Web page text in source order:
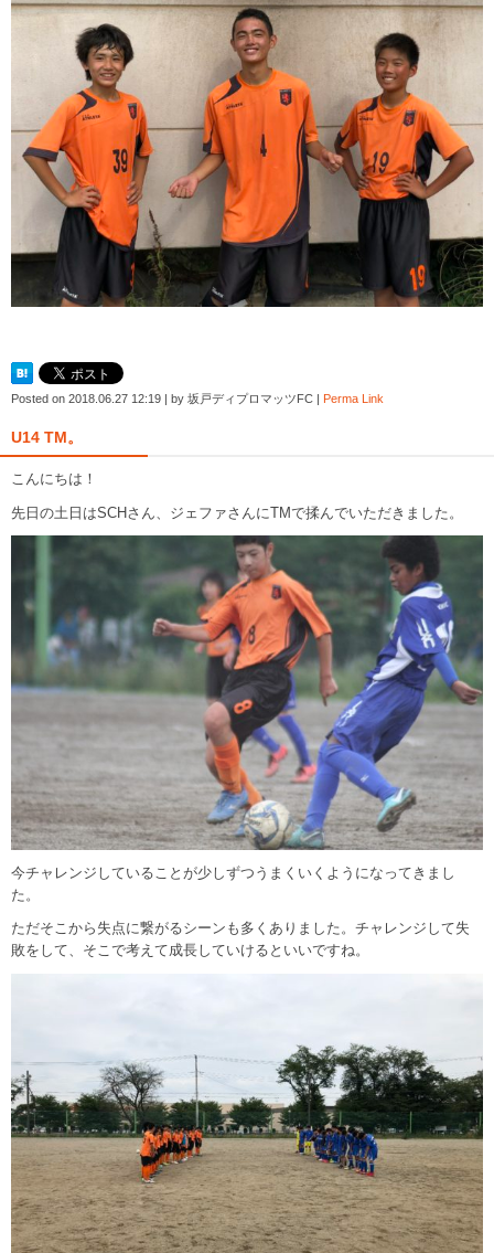
Posted on 2018.06.27 12:19 by 坂戸ディプロマッツFC Perma Link
U14 TM。
こんにちは！
先日の土日はSCHさん、ジェファさんにTMで揉んでいただきました。
今チャレンジしていることが少しずつうまくいくようになってきまし
た。
ただそこから失点に繋がるシーンも多くありました。チャレンジして失
敗をして、そこで考えて成長していけるといいですね。